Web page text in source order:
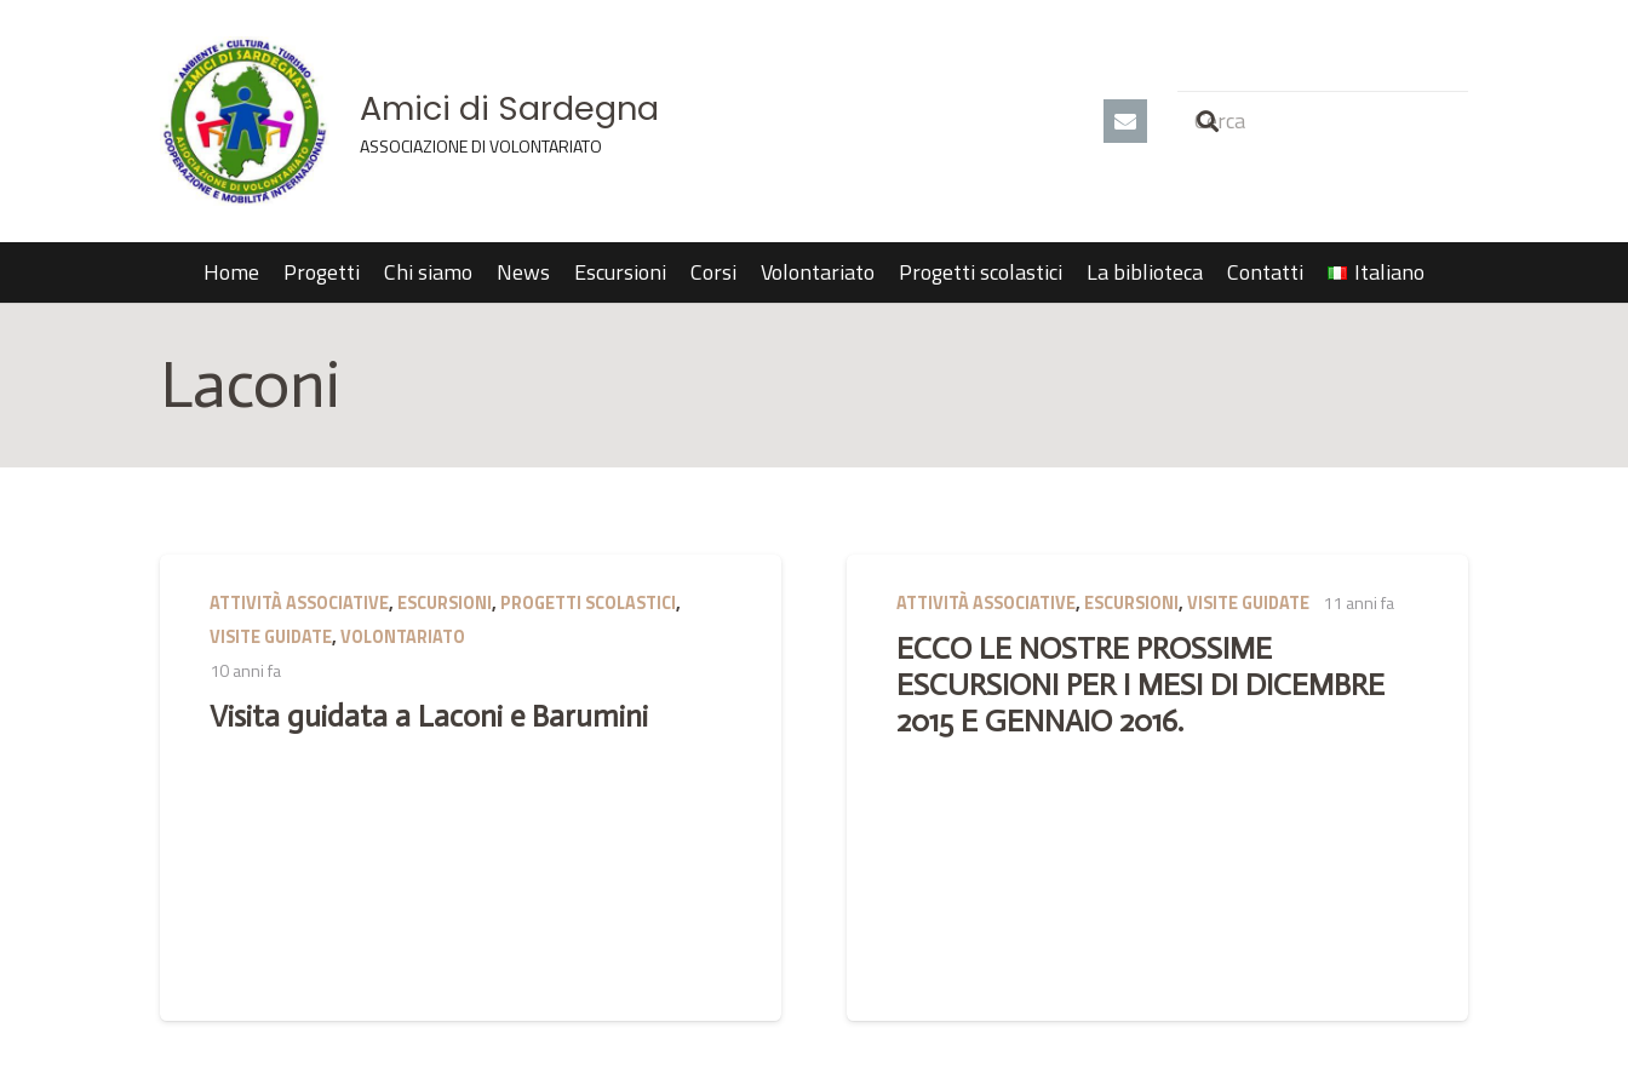
Amici di Sardegna
ASSOCIAZIONE DI VOLONTARIATO
Home Progetti Chi siamo News Escursioni Corsi Volontariato Progetti scolastici La biblioteca Contatti Italiano
Laconi
ATTIVITÀ ASSOCIATIVE, ESCURSIONI, PROGETTI SCOLASTICI,
VISITE GUIDATE,VOLONTARIATO
10 anni fa
Visita guidata a Laconi e Barumini
ATTIVITÀ ASSOCIATIVE, ESCURSIONI,VISITE GUIDATE 11 anni fa
ECCO LE NOSTRE PROSSIME
ESCURSIONI PER I MESI DI DICEMBRE
2015 E GENNAIO 2016.